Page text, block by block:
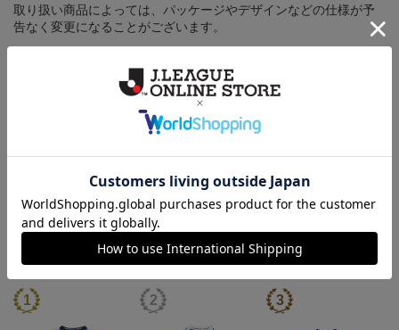
取り扱い商品によっては、パッケージやデザインなどの仕様が予
告なく変更になることがございます。
決済について
ギフト対応について
ヘルプページ